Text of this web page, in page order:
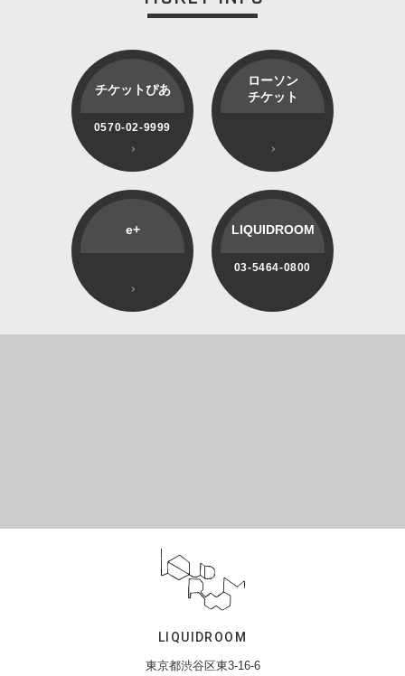
チケットぴあ
0570-02-9999
ローソン
チケット
e+ LIQUIDROOM
03-5464-0800
LIQUIDROOM
東京都渋谷区東3-16-6